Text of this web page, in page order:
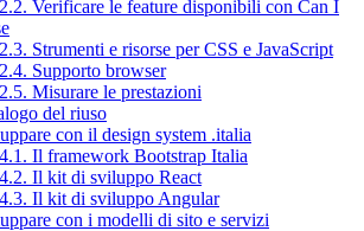
Verificare le feature disponibili con Can I
Strumenti e risorse per CSS e JavaScript
Supporto browser
Misurare le prestazioni
del riuso
con il design system .italia
Il framework Bootstrap Italia
Il kit di sviluppo React
Il kit di sviluppo Angular
con i modelli di sito e servizi